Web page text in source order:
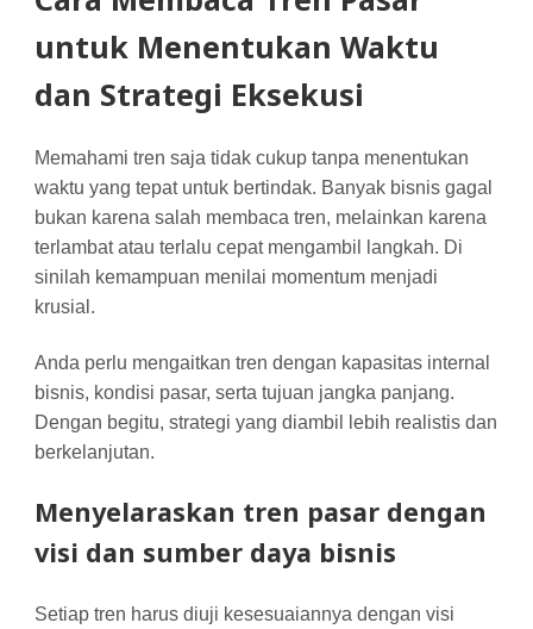
untuk Menentukan Waktu
dan Strategi Eksekusi
Memahami tren saja tidak cukup tanpa menentukan
waktu yang tepat untuk bertindak. Banyak bisnis gagal
bukan karena salah membaca tren, melainkan karena
terlambat atau terlalu cepat mengambil langkah. Di
sinilah kemampuan menilai momentum menjadi
krusial.
Anda perlu mengaitkan tren dengan kapasitas internal
bisnis, kondisi pasar, serta tujuan jangka panjang.
Dengan begitu, strategi yang diambil lebih realistis dan
berkelanjutan.
Menyelaraskan tren pasar dengan
visi dan sumber daya bisnis
Setiap tren harus diuji kesesuaiannya dengan visi